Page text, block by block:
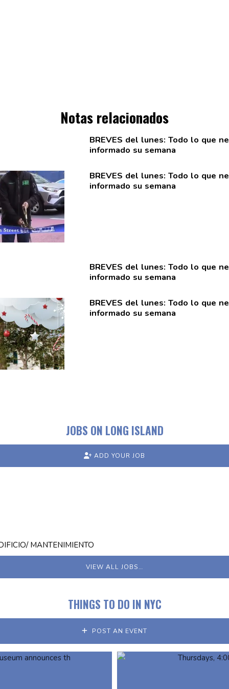
Notas relacionados
BREVES del lunes: Todo lo que
informado su semana
BREVES del lunes: Todo lo que
informado su semana
BREVES del lunes: Todo lo que
informado su semana
BREVES del lunes: Todo lo que
informado su semana
JOBS ON LONG ISLAND
ADD YOUR JOB
MANTENIMIENTO
VIEW ALL JOBS…
THINGS TO DO IN NYC
POST AN EVENT